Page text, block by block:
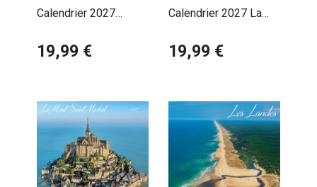
Calendrier 2027
19,99 €
Calendrier 2027 La
19,99 €